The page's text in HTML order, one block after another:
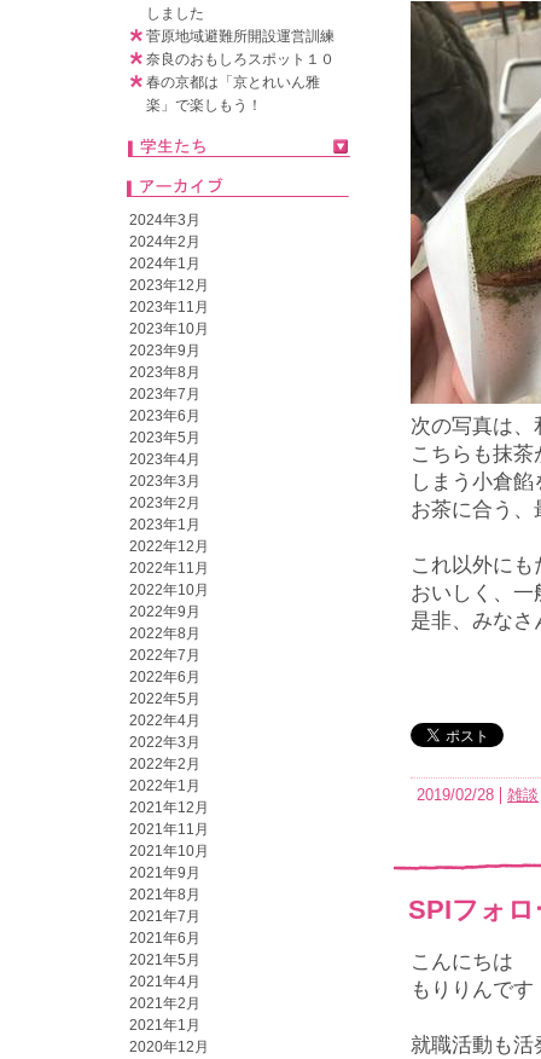
次の写真は、
こちらも抹
しまう小倉
お茶に合う、
これ以外に
おいしく、
是非、みなさ
2019/02/28 雑談
SPIフォ
こんにちは
もりりんです
就職活動も活
しました
菅原地域避難所開設運営訓練
奈良のおもしろスポット１０
春の京都は「京とれいん雅
楽」で楽しもう！
2024年3月
2024年2月
2024年1月
2023年12月
2023年11月
2023年10月
2023年9月
2023年8月
2023年7月
2023年6月
2023年5月
2023年4月
2023年3月
2023年2月
2023年1月
2022年12月
2022年11月
2022年10月
2022年9月
2022年8月
2022年7月
2022年6月
2022年5月
2022年4月
2022年3月
2022年2月
2022年1月
2021年12月
2021年11月
2021年10月
2021年9月
2021年8月
2021年7月
2021年6月
2021年5月
2021年4月
2021年2月
2021年1月
2020年12月